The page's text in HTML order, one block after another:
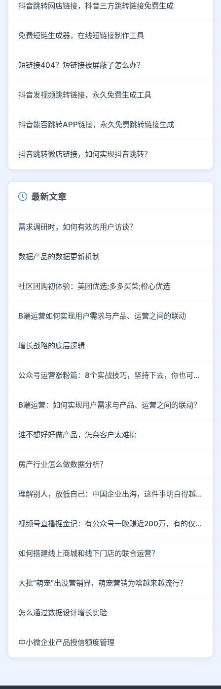
抖音跳转网店链接，抖音三方跳转链接免费生成
免费短链生成器，在线短链接制作工具
短链接404？短链接被屏蔽了怎么办？
抖音发视频跳转链接，永久免费生成工具
抖音能否跳转APP链接，永久免费跳转链接生成
抖音跳转微店链接，如何实现抖音跳转？
最新文章
需求调研时，如何有效的用户访谈？
数据产品的数据更新机制
社区团购初体验：美团优选;多多买菜;橙心优选
B端运营如何实现用户需求与产品、运营之间的联动
增长战略的底层逻辑
公众号运营涨粉篇：8个实战技巧，坚持下去，你也可以成为大V！
B端运营：如何实现用户需求与产品、运营之间的联动？
谁不想好好做产品，怎奈客户太难搞
房产行业怎么做数据分析？
理解别人，放低自己：中国企业出海，这件事明白得越早越好
视频号直播掘金记：有公众号一晚赚近200万，有的仅3名观众
如何搭建线上商城和线下门店的联合运营？
大批“萌宠”出没营销界，萌宠营销为啥越来越流行？
怎么通过数据设计增长实验
中小微企业产品授信额度管理